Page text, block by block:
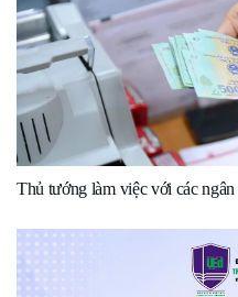
Thủ tướng làm việc với các